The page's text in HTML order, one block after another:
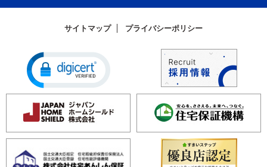
サイトマップ プライバシーポリシー